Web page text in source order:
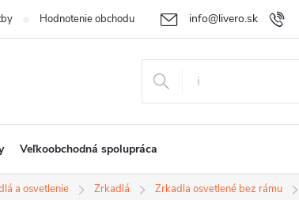
info@livero.sk
Hodnotenie obchodu Vrátenie tovaru a reklamácia
Veľkoobchodná spolupráca
a osvetlenie Zrkadlá Zrkadla osvetlené bez rámu